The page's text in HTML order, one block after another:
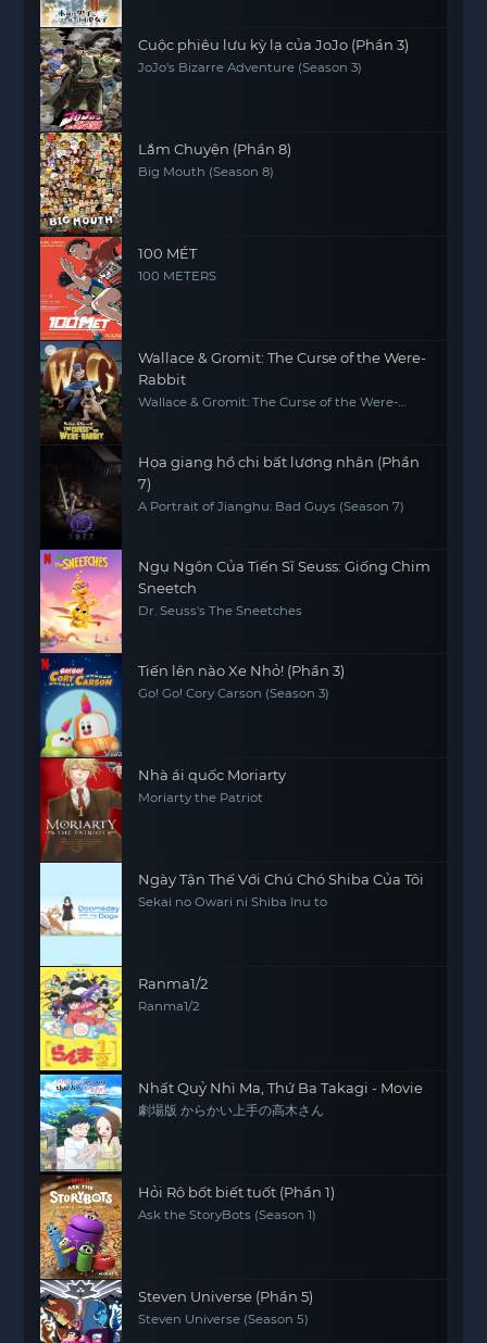
Cuộc phiêu lưu kỳ lạ của JoJo (Phần 3)
JoJo's Bizarre Adventure (Season 3)
Lắm Chuyện (Phần 8)
Big Mouth (Season 8)
100 MÉT
100 METERS
Wallace & Gromit: The Curse of the Were-
Rabbit
Wallace & Gromit: The Curse of the Were-
Họa giang hồ chi bất lương nhân (Phần
7)
A Portrait of Jianghu: Bad Guys (Season 7)
Ngụ Ngôn Của Tiến Sĩ Seuss: Giống Chim
Sneetch
Dr. Seuss's The Sneetches
Tiến lên nào Xe Nhỏ! (Phần 3)
Go! Go! Cory Carson (Season 3)
Nhà ái quốc Moriarty
Moriarty the Patriot
Ngày Tận Thế Với Chú Chó Shiba Của Tôi
Sekai no Owari ni Shiba Inu to
Ranma1/2
Ranma1/2
Nhất Quỷ Nhì Ma, Thứ Ba Takagi - Movie
劇場版 からかい上手の高木さん
Hỏi Rô bốt biết tuốt (Phần 1)
Ask the StoryBots (Season 1)
Steven Universe (Phần 5)
Steven Universe (Season 5)